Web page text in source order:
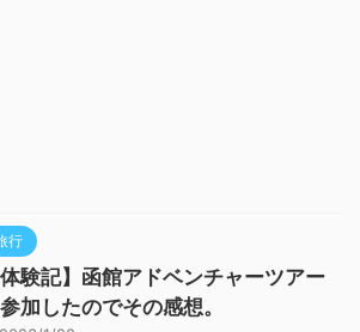
行
体験記】函館アドベンチャーツアー
加したのでその感想。